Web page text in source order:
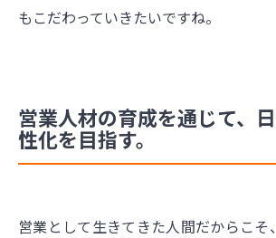
もこだわっていきたいですね。
営業人材の育成を通じて、
性化を目指す。
営業として生きてきた人間だからこそ